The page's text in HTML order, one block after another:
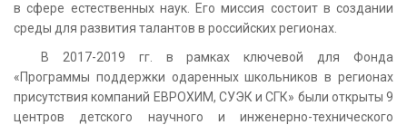
в сфере естественных наук. Его миссия состоит в создании
среды для развития талантов в российских регионах.
В 2017-2019 гг. в рамках ключевой для Фонда
«Программы поддержки одаренных школьников в регионах
присутствия компаний ЕВРОХИМ, СУЭК и СГК» были открыты 9
центров детского научного и инженерно-технического